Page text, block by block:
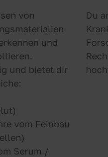
von
und
und bietet dir
vom Feinbau
Serum /
Du